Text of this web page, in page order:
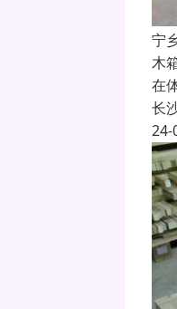
宁
木
在
长
24-